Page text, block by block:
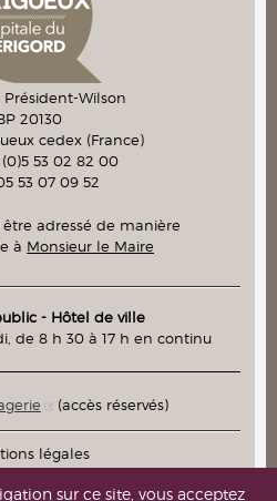
Président-Wilson
20130
cedex (France)
(0)5 53 02 82 00
53 07 09 52
adressé de manière
à Monsieur le Maire
- Hôtel de ville
de 8 h 30 à 17 h en continu
(accès réservés)
légales
du sitesur ce site, vous acceptez